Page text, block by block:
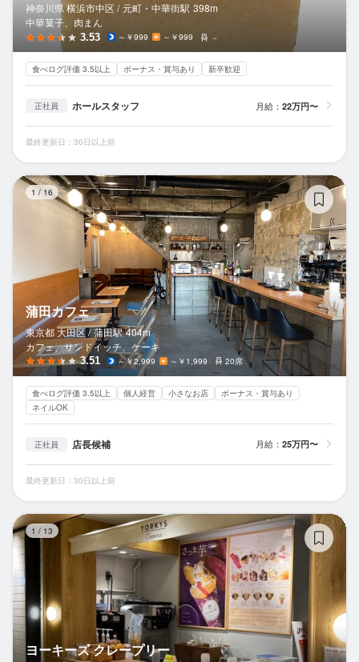
神奈川県 横浜市中区 / 元町・中華街駅 398m
中華菓子、肉まん
3.53 ～￥999 ～￥999 －
食べログ評価 3.5以上 ボーナス・賞与あり 新卒歓迎
正社員 ホールスタッフ 月給： 22万円〜
最終更新日：30日以上前
1 / 16
蒲田カフェ
東京都 大田区 / 蒲田駅 404m
カフェ、サンドイッチ、ケーキ
3.51 ～￥2,999 ～￥1,999 20席
食べログ評価 3.5以上 個人経営 小さなお店
ボーナス・賞与あり
ネイルOK
正社員 店長候補 月給： 25万円〜
最終更新日：30日以上前
1 / 13
ヨーキーズ クレープリー